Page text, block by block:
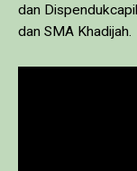
dan
dan SMA Khadijah.